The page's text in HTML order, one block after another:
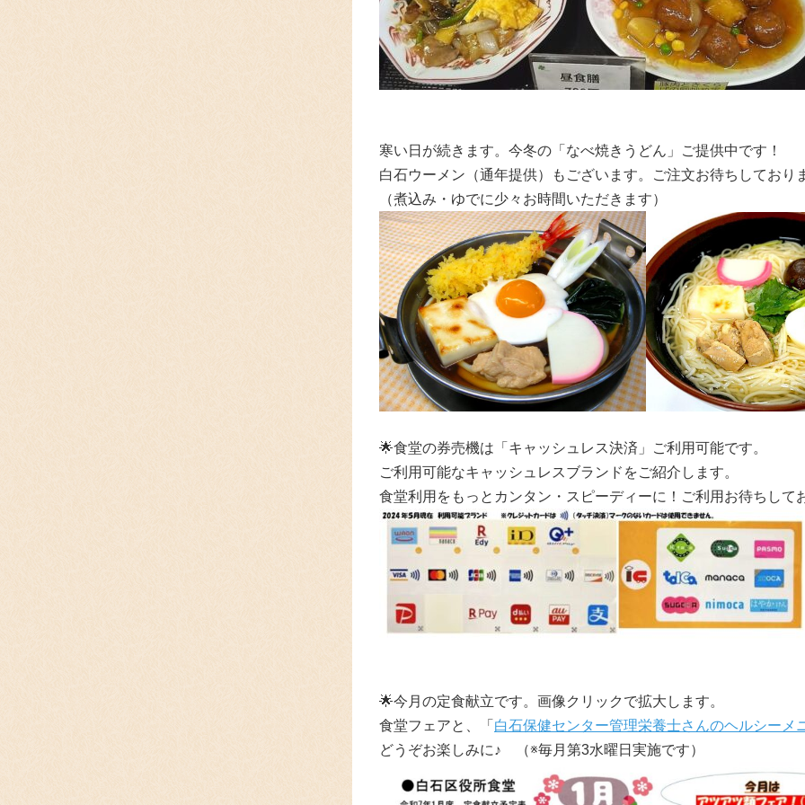
寒い日が続きます。今冬の「なべ焼きうどん」ご提供中です！
白石ウーメン（通年提供）もございます。ご注文お待ちしており
（煮込み・ゆでに少々お時間いただきます）
🌟食堂の券売機は「キャッシュレス決済」ご利用可能です。
ご利用可能なキャッシュレスブランドをご紹介します。
食堂利用をもっとカンタン・スピーディーに！ご利用お待ちして
🌟今月の定食献立です。画像クリックで拡大します。
食堂フェアと、「 白石保健センター管理栄養士さんのヘルシーメ
どうぞお楽しみに♪
（※毎月第3水曜日実施です）